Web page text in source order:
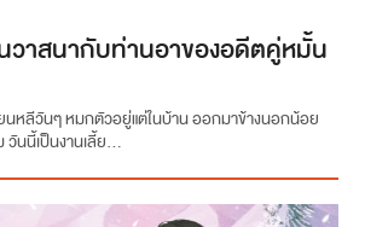
วาสนากับท่านอาของอดีตคู่หมั้น
นหลีวันๆ หมกตัวอยู่แต่ในบ้าน ออกมาข้างนอกน้อย
วันนี้เป็นงานเลี้ย...